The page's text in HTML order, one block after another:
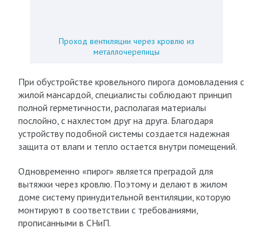
Проход вентиляции через кровлю из
металлочерепицы
При обустройстве кровельного пирога домовладения с
жилой мансардой, специалисты соблюдают принцип
полной герметичности, располагая материалы
послойно, с нахлестом друг на друга. Благодаря
устройству подобной системы создается надежная
защита от влаги и тепло остается внутри помещений.
Одновременно «пирог» является преградой для
вытяжки через кровлю. Поэтому и делают в жилом
доме систему принудительной вентиляции, которую
монтируют в соответствии с требованиями,
прописанными в СНиП.